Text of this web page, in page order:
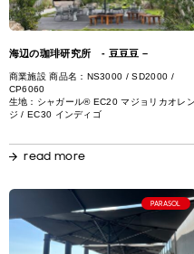
海辺の珈琲研究所 - 豆豆豆 –
商業施設 商品名：NS3000 / SD2000 /
CP6060
生地：シャガール® EC20 マジョリカオレン
ジ / EC30 インディゴ
read more
PARASOL